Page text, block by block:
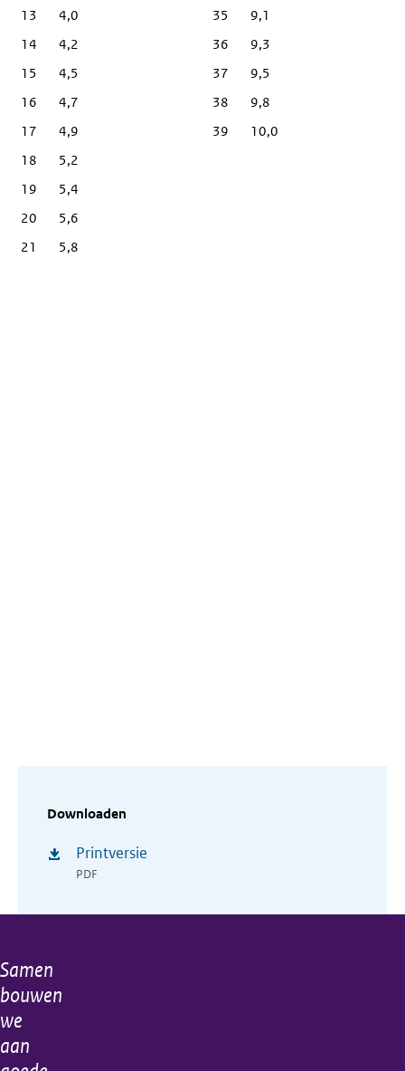
Downloaden
Printversie
PDF
13
4,0
14
4,2
15
4,5
16
4,7
17
4,9
18
5,2
19
5,4
20
5,6
21
5,8
35
9,1
36
9,3
37
9,5
38
9,8
39
10,0
Algemene
informatie
Samen
bouwen
we
aan